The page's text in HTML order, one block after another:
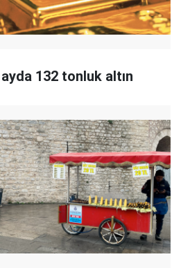
132 tonluk altın